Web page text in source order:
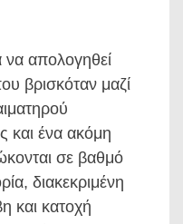
να απολογηθεί
βρισκόταν μαζί
και ένα ακόμη
σε βαθμό
διακεκριμένη
και κατοχή